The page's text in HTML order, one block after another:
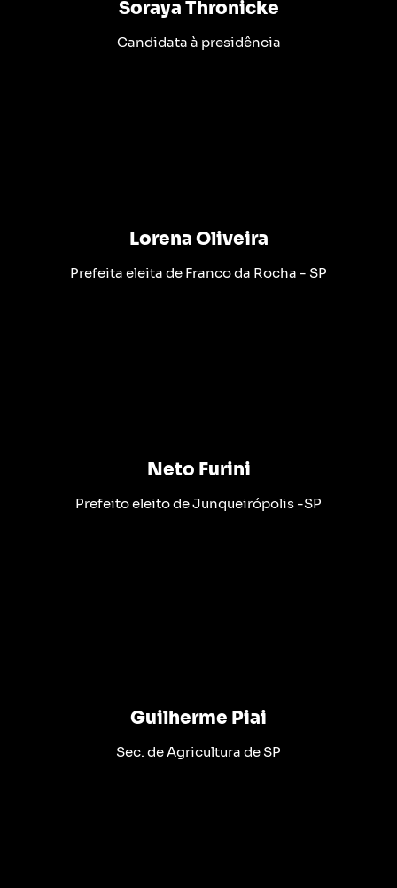
Soraya Thronicke
Candidata à presidência
Lorena Oliveira
Prefeita eleita de Franco da Rocha - SP
Neto Furini
Prefeito eleito de Junqueirópolis -SP
Guilherme Piai
Sec. de Agricultura de SP